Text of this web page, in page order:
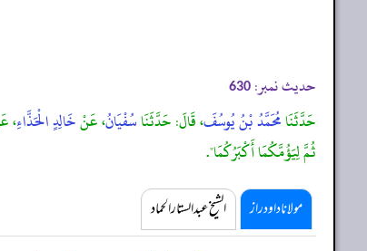
حدیث نمبر: 630
حَدَّثَنَامُحَمَّدُ بْنُ يُوسُفَ، قَالَ: حَدَّثَنَاسُفْيَانُ، عَنْخَالِدٍ الْحَذَّاءِ،
ثُمَّ لِيَؤُمَّكُمَا أَكْبَرُكُمَا".
مولانا داود راز الشیخ عبدالستار الحماد